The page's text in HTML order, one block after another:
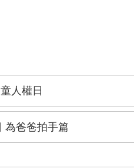
人權日
為爸爸拍手篇